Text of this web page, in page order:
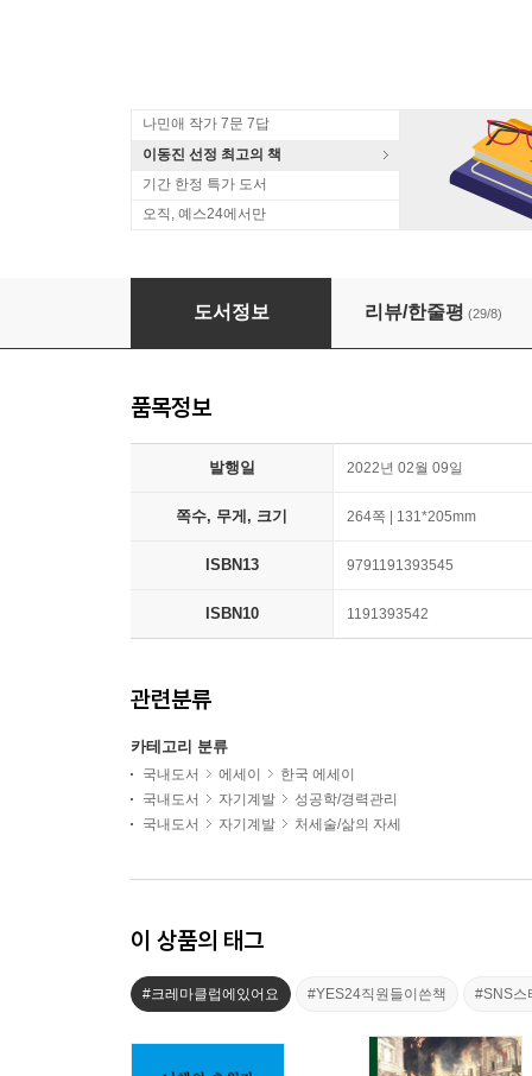
나민애 작가 7문 7답
이동진 선정 최고의 책
기간 한정 특가 도서
오직, 예스24에서만
힙 피플, 나라는 세계
도서정보 리뷰/한줄평 (29/8)
품목정보
발행일 2022년 02월 09일
쪽수, 무게, 크기 264쪽 | 131*205mm
ISBN13 9791191393545
ISBN10 1191393542
관련분류
카테고리 분류
국내도서 에세이
한국 에세이
국내도서
자기계발
성공학/경력관리
국내도서
자기계발 처세술/삶의 자세
이 상품의 태그
#크레마클럽에있어요 #YES24직원들이쓴책 #SNS스